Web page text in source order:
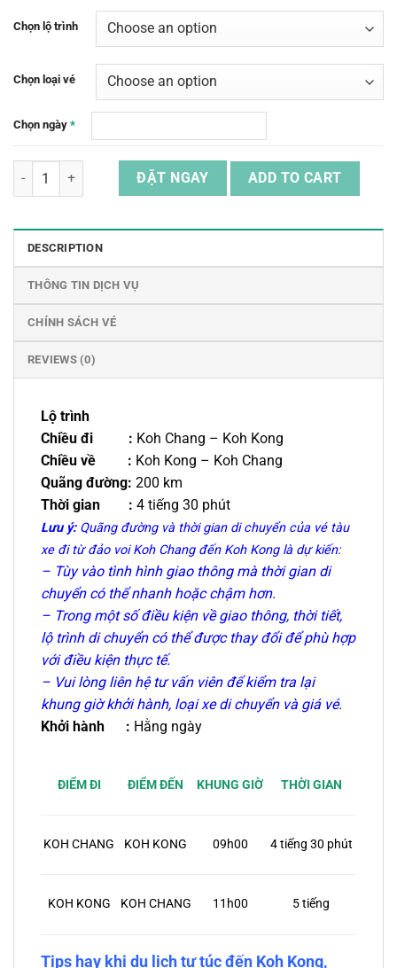
Chọn lộ trình
Chọn loại vé
Chọn ngày *
Combo Vé Tàu Xe Từ Đảo Koh Chang (Thái Lan) Đến Koh Kong
ĐẶT NGAY ADD TO CART
DESCRIPTION
THÔNG TIN DỊCH VỤ
CHÍNH SÁCH VÉ
REVIEWS (0)
Lộ trình
Chiều đi : Koh Chang – Koh Kong
Chiều về : Koh Kong – Koh Chang
Quãng đường: 200 km
Thời gian : 4 tiếng 30 phút
Lưu ý: Quãng đường và thời gian di chuyển của vé tàu
xe đi từ đảo voi Koh Chang đến Koh Kong là dự kiến:
– Tùy vào tình hình giao thông mà thời gian di
chuyển có thể nhanh hoặc chậm hơn.
– Trong một số điều kiện về giao thông, thời tiết,
lộ trình di chuyển có thể được thay đổi để phù hợp
với điều kiện thực tế.
– Vui lòng liên hệ tư vấn viên để kiểm tra lại
khung giờ khởi hành, loại xe di chuyển và giá vé.
Khởi hành : Hằng ngày
ĐIỂM ĐI ĐIỂM ĐẾN KHUNG GIỜ THỜI GIAN
KOH CHANG KOH KONG 09h00 4 tiếng 30 phút
KOH KONG KOH CHANG 11h00 5 tiếng
Tips hay khi du lịch tự túc đến Koh Kong,